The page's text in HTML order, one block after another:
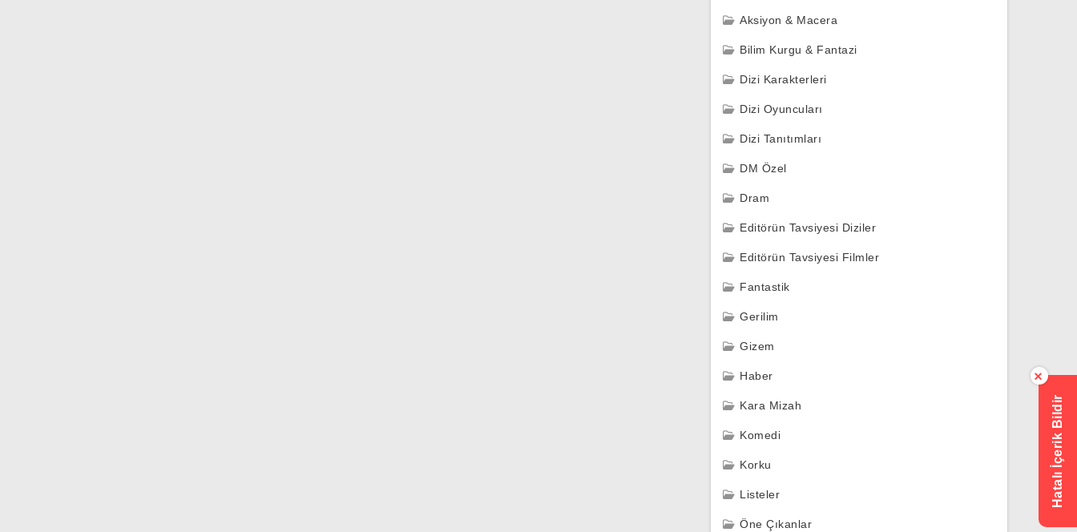
Aksiyon & Macera
Bilim Kurgu & Fantazi
Dizi Karakterleri
Dizi Oyuncuları
Dizi Tanıtımları
DM Özel
Dram
Editörün Tavsiyesi Diziler
Editörün Tavsiyesi Filmler
Fantastik
Gerilim
Gizem
Haber
Kara Mizah
Komedi
Korku
Listeler
Öne Çıkanlar
Hatalı İçerik Bildir
×